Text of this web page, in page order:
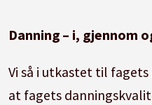
Danning – i, gjennom
Vi så i utkastet til
at fagets